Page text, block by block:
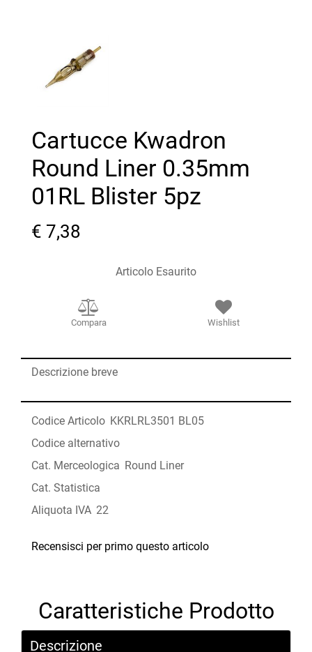
Cartucce Kwadron
Round Liner 0.35mm
01RL Blister 5pz
€ 7,38
Articolo Esaurito
Compara Wishlist
Descrizione breve
Codice Articolo KKRLRL3501 BL05
Codice alternativo
Cat. Merceologica Round Liner
Cat. Statistica
Aliquota IVA 22
Recensisci per primo questo articolo
Caratteristiche Prodotto
Descrizione